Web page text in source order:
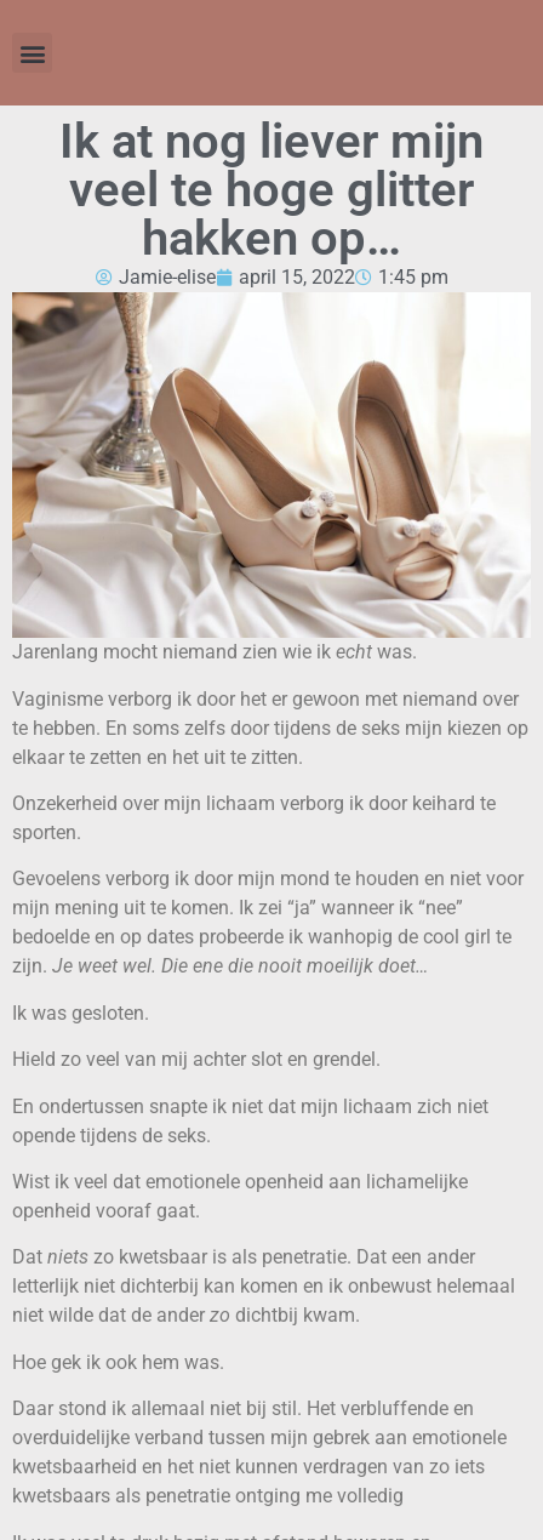
Ik at nog liever mijn
veel te hoge glitter
hakken op…
Jamie-elise april 15, 2022 1:45 pm
Jarenlang mocht niemand zien wie ik echt was.
Vaginisme verborg ik door het er gewoon met niemand over
te hebben. En soms zelfs door tijdens de seks mijn kiezen op
elkaar te zetten en het uit te zitten.
Onzekerheid over mijn lichaam verborg ik door keihard te
sporten.
Gevoelens verborg ik door mijn mond te houden en niet voor
mijn mening uit te komen. Ik zei “ja” wanneer ik “nee”
bedoelde en op dates probeerde ik wanhopig de cool girl te
zijn. Je weet wel. Die ene die nooit moeilijk doet…
Ik was gesloten.
Hield zo veel van mij achter slot en grendel.
En ondertussen snapte ik niet dat mijn lichaam zich niet
opende tijdens de seks.
Wist ik veel dat emotionele openheid aan lichamelijke
openheid vooraf gaat.
Dat niets zo kwetsbaar is als penetratie. Dat een ander
letterlijk niet dichterbij kan komen en ik onbewust helemaal
niet wilde dat de ander zo dichtbij kwam.
Hoe gek ik ook hem was.
Daar stond ik allemaal niet bij stil. Het verbluffende en
overduidelijke verband tussen mijn gebrek aan emotionele
kwetsbaarheid en het niet kunnen verdragen van zo iets
kwetsbaars als penetratie ontging me volledig